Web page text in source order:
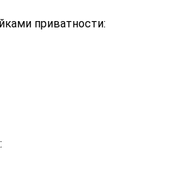
приватности: